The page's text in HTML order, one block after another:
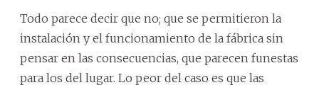
Todo parece decir que no; que se permitieron la
instalación y el funcionamiento de la fábrica sin
pensar en las consecuencias, que parecen funestas
para los del lugar. Lo peor del caso es que las